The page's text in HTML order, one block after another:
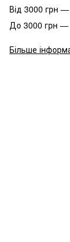
Від 3000 грн
До 3000 грн —
Більше